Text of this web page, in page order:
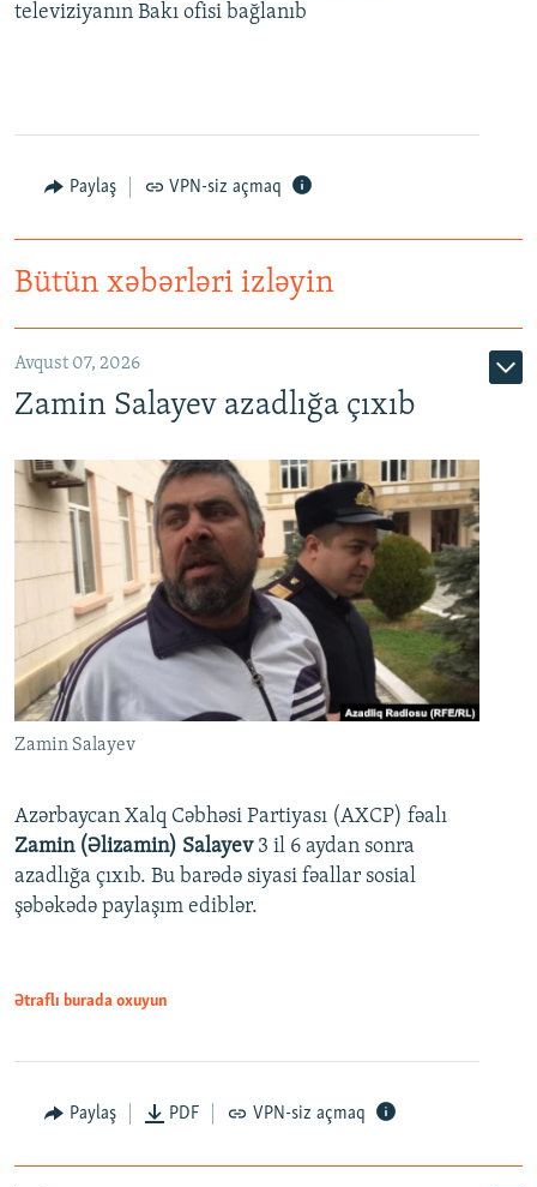
televiziyanın Bakı ofisi bağlanıb
Paylaş VPN-siz açmaq
Bütün xəbərləri izləyin
Avqust 07, 2026
Zamin Salayev azadlığa çıxıb
Zamin Salayev
Azərbaycan Xalq Cəbhəsi Partiyası (AXCP) fəalı
Zamin (Əlizamin) Salayev 3 il 6 aydan sonra
azadlığa çıxıb. Bu barədə siyasi fəallar sosial
şəbəkədə paylaşım ediblər.
Ətraflı burada oxuyun
Paylaş PDF VPN-siz açmaq